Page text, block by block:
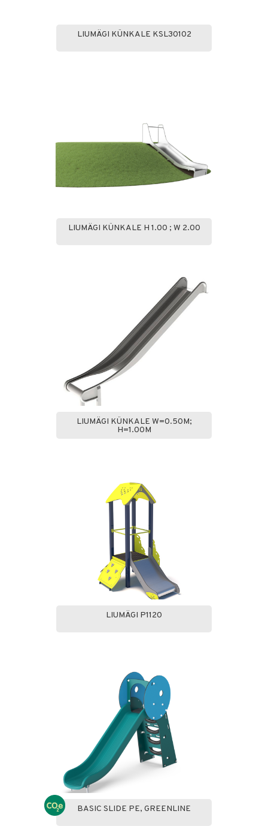
LIUMÄGI KÜNKALE KSL30102
LIUMÄGI KÜNKALE H 1.00 ; W 2.00
LIUMÄGI KÜNKALE W=0.50M;
H=1.00M
LIUMÄGI P1120
BASIC SLIDE PE, GREENLINE